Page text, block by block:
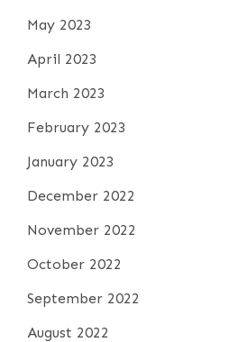
May 2023
April 2023
March 2023
February 2023
January 2023
December 2022
November 2022
October 2022
September 2022
August 2022